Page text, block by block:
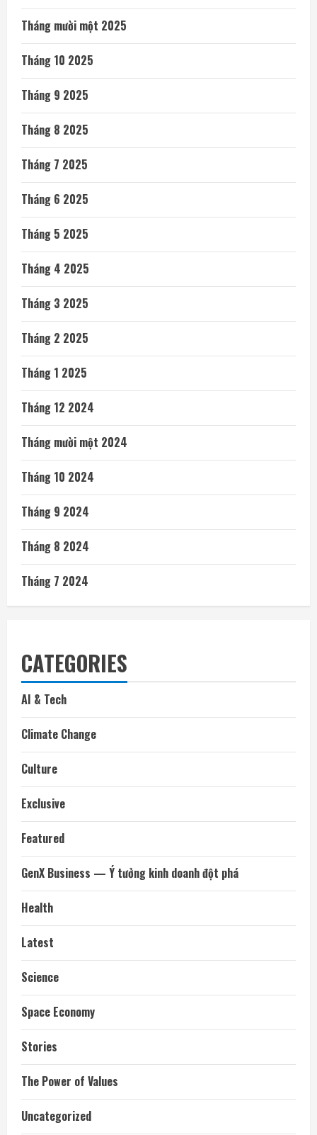
Tháng mười một 2025
Tháng 10 2025
Tháng 9 2025
Tháng 8 2025
Tháng 7 2025
Tháng 6 2025
Tháng 5 2025
Tháng 4 2025
Tháng 3 2025
Tháng 2 2025
Tháng 1 2025
Tháng 12 2024
Tháng mười một 2024
Tháng 10 2024
Tháng 9 2024
Tháng 8 2024
Tháng 7 2024
CATEGORIES
AI & Tech
Climate Change
Culture
Exclusive
Featured
GenX Business — Ý tưởng kinh doanh đột phá
Health
Latest
Science
Space Economy
Stories
The Power of Values
Uncategorized